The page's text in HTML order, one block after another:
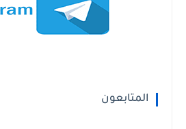
المتابعون